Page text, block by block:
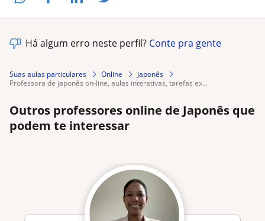
Há algum erro neste perfil? Conte pra gente
Suas aulas particulares Online
Japonês
professora de japonês on-line, aulas interativas, tarefas ex...
Outros professores online de Japonês que
podem te interessar